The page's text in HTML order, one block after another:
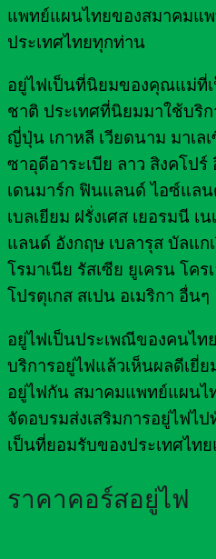
แพทย์แผนไทยของสมาคมแ
ประเทศไทยทุกท่าน
อยู่ไฟเป็นที่นิยมของคุณแม่ที่
ชาติ ประเทศที่นิยมมาใช้บริ
ญี่ปุ่น เกาหลี เวียดนาม มาเล
ซาอุดีอาระเบีย ลาว สิงคโป
เดนมาร์ก ฟินแลนด์ ไอซ์แลน
เบลเยียม ฝรั่งเศส เยอรมนี เ
แลนด์ อังกฤษ เบลารุส บัลแก
โรมาเนีย รัสเซีย ยูเครน โคร
โปรตุเกส สเปน อเมริกา อื่นๆ
อยู่ไฟเป็นประเพณีของคนไ
บริการอยู่ไฟแล้วเห็นผลดีเยี่
อยู่ไฟกัน สมาคมแพทย์แผนไ
จัดอบรมส่งเสริมการอยู่ไฟไ
เป็นที่ยอมรับของประเทศไท
ราคาคอร์สอยู่ไฟ